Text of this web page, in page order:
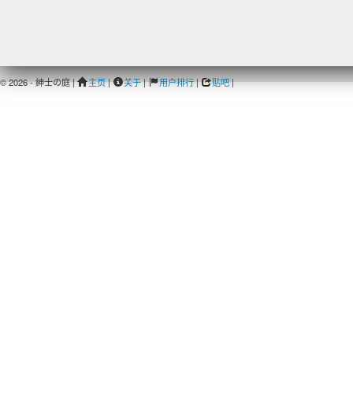
© 2026 - 紳士の庭 | 主页| 关于| 用户排行| 贴吧|